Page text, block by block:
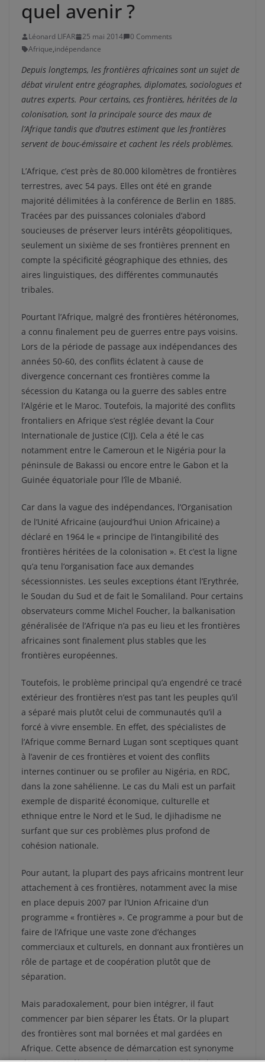
quel avenir ?
Léonard LIFAR 25 mai 2014
0 Comments
Afrique,indépendance
Depuis longtemps, les frontières africaines sont un sujet de
débat virulent entre géographes, diplomates, sociologues et
autres experts. Pour certains, ces frontières, héritées de la
colonisation, sont la principale source des maux de
l’Afrique tandis que d’autres estiment que les frontières
servent de bouc-émissaire et cachent les réels problèmes.
L’Afrique, c’est près de 80.000 kilomètres de frontières
terrestres, avec 54 pays. Elles ont été en grande
majorité délimitées à la conférence de Berlin en 1885.
Tracées par des puissances coloniales d’abord
soucieuses de préserver leurs intérêts géopolitiques,
seulement un sixième de ses frontières prennent en
compte la spécificité géographique des ethnies, des
aires linguistiques, des différentes communautés
tribales.
Pourtant l’Afrique, malgré des frontières hétéronomes,
a connu finalement peu de guerres entre pays voisins.
Lors de la période de passage aux indépendances des
années 50-60, des conflits éclatent à cause de
divergence concernant ces frontières comme la
sécession du Katanga ou la guerre des sables entre
l’Algérie et le Maroc. Toutefois, la majorité des conflits
frontaliers en Afrique s’est réglée devant la Cour
Internationale de Justice (CIJ). Cela a été le cas
notamment entre le Cameroun et le Nigéria pour la
péninsule de Bakassi ou encore entre le Gabon et la
Guinée équatoriale pour l’île de Mbanié.
Car dans la vague des indépendances, l’Organisation
de l’Unité Africaine (aujourd’hui Union Africaine) a
déclaré en 1964 le « principe de l’intangibilité des
frontières héritées de la colonisation ». Et c’est la ligne
qu’a tenu l’organisation face aux demandes
sécessionnistes. Les seules exceptions étant l’Erythrée,
le Soudan du Sud et de fait le Somaliland. Pour certains
observateurs comme Michel Foucher, la balkanisation
généralisée de l’Afrique n’a pas eu lieu et les frontières
africaines sont finalement plus stables que les
frontières européennes.
Toutefois, le problème principal qu’a engendré ce tracé
extérieur des frontières n’est pas tant les peuples qu’il
a séparé mais plutôt celui de communautés qu’il a
forcé à vivre ensemble. En effet, des spécialistes de
l’Afrique comme Bernard Lugan sont sceptiques quant
à l’avenir de ces frontières et voient des conflits
internes continuer ou se profiler au Nigéria, en RDC,
dans la zone sahélienne. Le cas du Mali est un parfait
exemple de disparité économique, culturelle et
ethnique entre le Nord et le Sud, le djihadisme ne
surfant que sur ces problèmes plus profond de
cohésion nationale.
Pour autant, la plupart des pays africains montrent leur
attachement à ces frontières, notamment avec la mise
en place depuis 2007 par l’Union Africaine d’un
programme « frontières ». Ce programme a pour but de
faire de l’Afrique une vaste zone d’échanges
commerciaux et culturels, en donnant aux frontières un
rôle de partage et de coopération plutôt que de
séparation.
Mais paradoxalement, pour bien intégrer, il faut
commencer par bien séparer les États. Or la plupart
des frontières sont mal bornées et mal gardées en
Afrique. Cette absence de démarcation est synonyme